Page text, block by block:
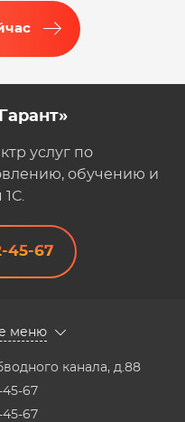
услуг по
обучению и
45-67
меню
канала, д.88
45-67
45-67